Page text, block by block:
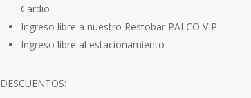
Cardio
Ingreso libre a nuestro Restobar PALCO VIP
Ingreso libre al estacionamiento
DESCUENTOS: